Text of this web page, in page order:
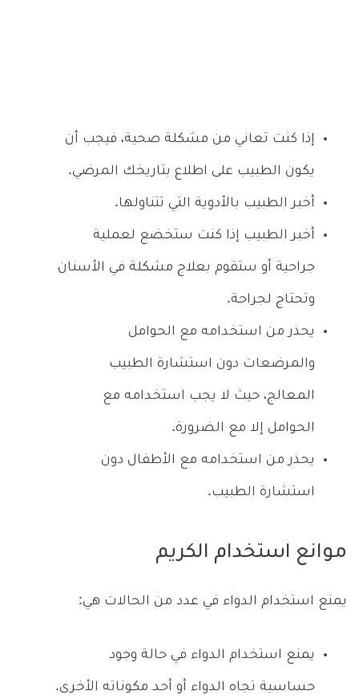
إذا كنت تعاني من مشكلة صحية، فيجب أن
يكون الطبيب على اطلاع بتاريخك المرضي.
أخبر الطبيب بالأدوية التي تتناولها.
أخبر الطبيب إذا كنت ستخضع لعملية
جراحية أو ستقوم بعلاج مشكلة في الأسنان
وتحتاج لجراحة.
يحذر من استخدامه مع الحوامل
والمرضعات دون استشارة الطبيب
المعالج، حيث لا يجب استخدامه مع
الحوامل إلا مع الضرورة.
يحذر من استخدامه مع الأطفال دون
استشارة الطبيب.
موانع استخدام الكريم
يمنع استخدام الدواء في عدد من الحالات هي:
يمنع استخدام الدواء في حالة وجود
حساسية تجاه الدواء أو أحد مكوناته الأخرى.